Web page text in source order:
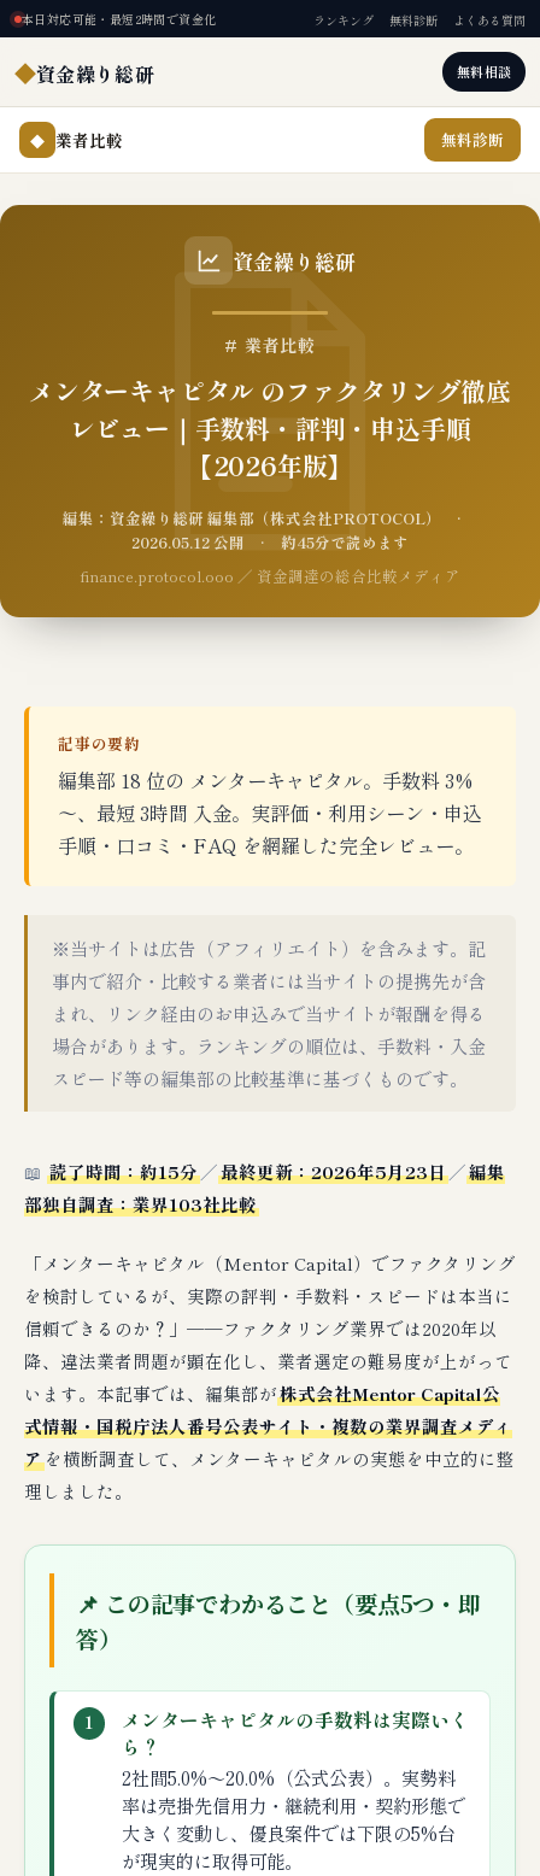
本日対応可能・最短2時間で資金化 ランキング 無料診断 よくある質問
◆資金繰り総研 無料相談
◆ 業者比較 無料診断
資金繰り総研
# 業者比較
メンターキャピタル のファクタリング徹底
レビュー｜手数料・評判・申込手順
【2026年版】
編集：資金繰り総研 編集部（株式会社PROTOCOL） ·
2026.05.12 公開 · 約45分で読めます
finance.protocol.ooo ／ 資金調達の総合比較メディア
記事の要約
編集部 18 位の メンターキャピタル。手数料 3%
〜、最短 3時間 入金。実評価・利用シーン・申込
手順・口コミ・FAQ を網羅した完全レビュー。
※当サイトは広告（アフィリエイト）を含みます。記
事内で紹介・比較する業者には当サイトの提携先が含
まれ、リンク経由のお申込みで当サイトが報酬を得る
場合があります。ランキングの順位は、手数料・入金
スピード等の編集部の比較基準に基づくものです。
📖 読了時間：約15分／最終更新：2026年5月23日／編集
部独自調査：業界103社比較
「メンターキャピタル（Mentor Capital）でファクタリング
を検討しているが、実際の評判・手数料・スピードは本当に
信頼できるのか？」──ファクタリング業界では2020年以
降、違法業者問題が顕在化し、業者選定の難易度が上がって
います。本記事では、編集部が株式会社Mentor Capital公
式情報・国税庁法人番号公表サイト・複数の業界調査メディ
アを横断調査して、メンターキャピタルの実態を中立的に整
理しました。
📌 この記事でわかること（要点5つ・即
答）
1
メンターキャピタルの手数料は実際いく
ら？
2社間5.0%〜20.0%（公式公表）。実勢料
率は売掛先信用力・継続利用・契約形態で
大きく変動し、優良案件では下限の5%台
が現実的に取得可能。